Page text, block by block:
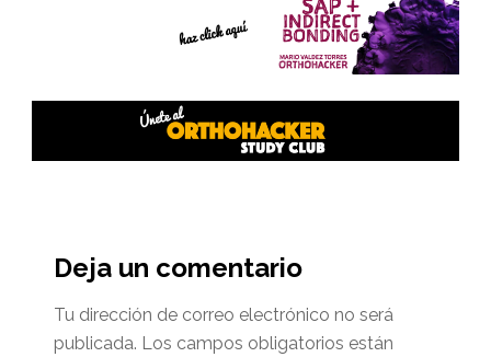
del
lector
Deja un comentario
Tu dirección de correo electrónico no será
publicada. Los campos obligatorios están